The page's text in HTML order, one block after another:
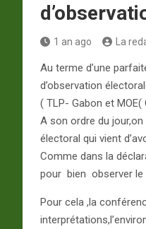
1 an ago La
Au terme d’une
d’observation
( TLP- Gabon et
A son ordre du
électoral qui vient
Comme dans la
pour bien observer le
Pour cela ,la